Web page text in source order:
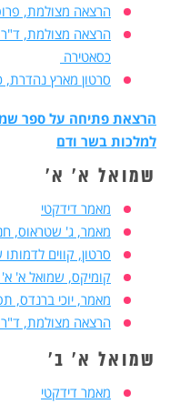
הרצאה מצולמת,
הרצאה מצולמת, ד"ר
כסאטירה
סרטון מארץ נהדרת,
הרצאת פתיחה על ספר
למלכות בשר ודם
שמואל א' א'
מאמר דידקטי
מאמר, ג' שטראוס,
סרטון, קווים
קומיקס, שמואל א'
מאמר, יוכי ברנדס,
הרצאה מצולמת, ד"ר
שמואל א' ב'
מאמר דידקטי